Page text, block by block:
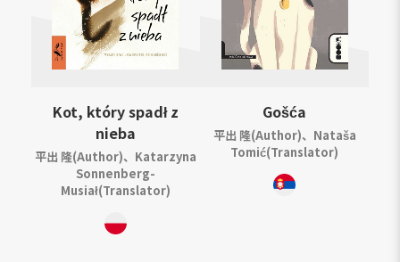
Kot, który spadł z
nieba
平出 隆(Author)、Katarzyna
Sonnenberg-
Musiał(Translator)
Gošća
平出 隆(Author)、Nataša
Tomić(Translator)